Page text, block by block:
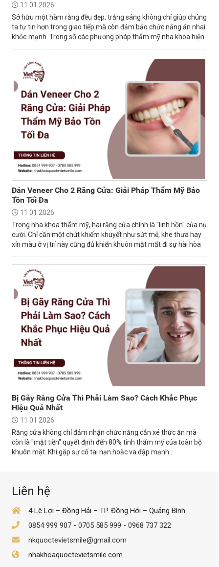
11 01 2026
Sở hữu một hàm răng đều đẹp, trắng sáng không chỉ giúp chúng
ta tự tin hơn trong giao tiếp mà còn đảm bảo chức năng ăn nhai
khỏe mạnh. Trong số các phương pháp thẩm mỹ nha khoa hiện
Dán Veneer Cho 2 Răng Cửa: Giải Pháp Thẩm Mỹ Bảo
Tồn Tối Đa
11 01 2026
Trong nha khoa thẩm mỹ, hai răng cửa chính là "linh hồn" của nụ
cười. Chỉ cần một chút khiếm khuyết như sứt mẻ, khe thưa hay
xỉn màu ở vị trí này cũng đủ khiến khuôn mặt mất đi sự hài hòa
Bị Gãy Răng Cửa Thì Phải Làm Sao? Cách Khắc Phục
Hiệu Quả Nhất
11 01 2026
Răng cửa không chỉ đảm nhận chức năng cắn xé thức ăn mà
còn là "mặt tiền" quyết định đến 80% tính thẩm mỹ của toàn bộ
khuôn mặt. Khi gặp sự cố tai nạn hoặc va đập mạnh...
Liên hệ
4 Lê Lợi – Đồng Hải – TP. Đồng Hới – Quảng Bình
0854 999 907 - 0705 585 999 - 0968 737 322
nkquoctevietsmile@gmail.com
nhakhoaquoctevietsmile.com